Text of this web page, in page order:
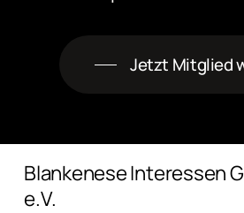
Jetzt Mitglied
Blankenese Interessen
e.V.